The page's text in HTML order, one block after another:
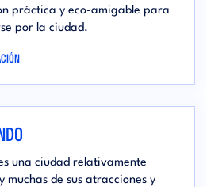
práctica y eco-amigable para
por la ciudad.
una ciudad relativamente
muchas de sus atracciones y